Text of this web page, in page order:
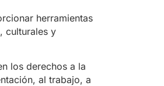
herramientas
culturales y
los derechos a la
al trabajo, a